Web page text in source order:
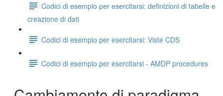
Codici di esempio per esercitarsi: definizioni di tabelle e
creazione di dati
Codici di esempio per esercitarsi: Viste CDS
Codici di esempio per esercitarsi - AMDP procedures